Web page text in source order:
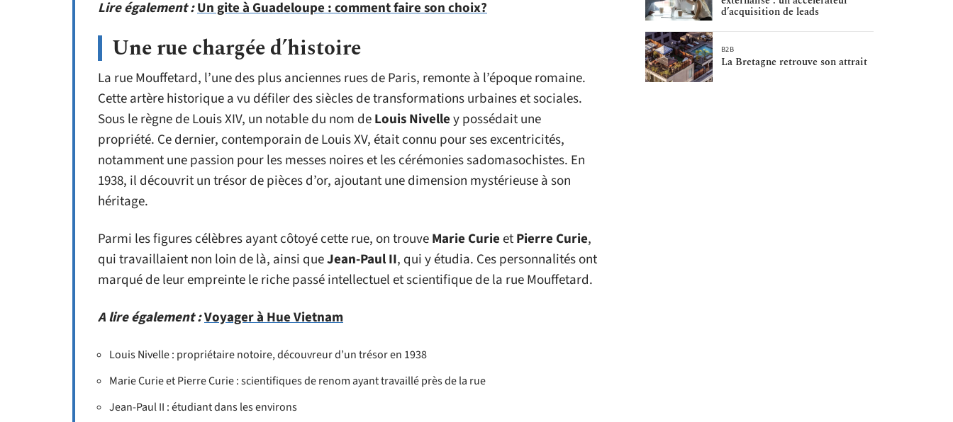
Lire également :Un gite à Guadeloupe : comment faire son choix?
Une rue chargée d’histoire
La rue Mouffetard, l’une des plus anciennes rues de Paris, remonte à l’époque romaine.
Cette artère historique a vu défiler des siècles de transformations urbaines et sociales.
Sous le règne de Louis XIV, un notable du nom deLouis Nivelley possédait une
propriété. Ce dernier, contemporain de Louis XV, était connu pour ses excentricités,
notamment une passion pour les messes noires et les cérémonies sadomasochistes. En
1938, il découvrit un trésor de pièces d’or, ajoutant une dimension mystérieuse à son
héritage.
Parmi les figures célèbres ayant côtoyé cette rue, on trouveMarie CurieetPierre Curie,
qui travaillaient non loin de là, ainsi queJean-Paul II, qui y étudia. Ces personnalités ont
marqué de leur empreinte le riche passé intellectuel et scientifique de la rue Mouffetard.
A lire également :Voyager à Hue Vietnam
Louis Nivelle : propriétaire notoire, découvreur d’un trésor en 1938
Marie Curie et Pierre Curie : scientifiques de renom ayant travaillé près de la rue
Jean-Paul II : étudiant dans les environs
d’acquisition de leads
B2B
La Bretagne retrouve son attrait